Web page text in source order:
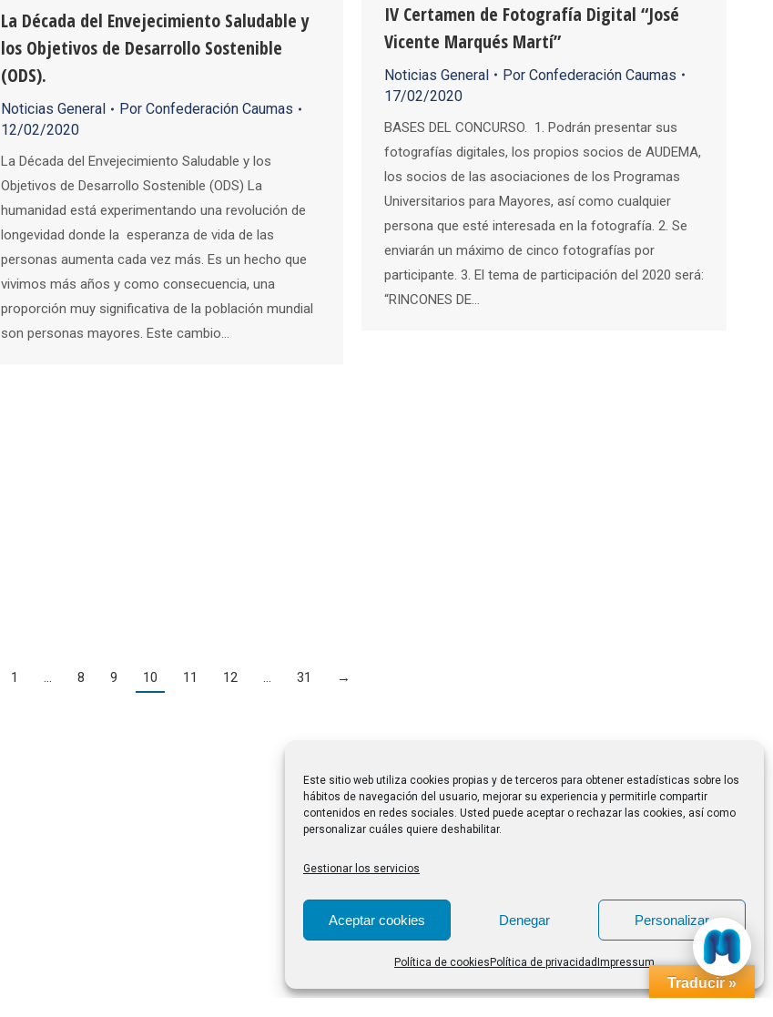
Este sitio web utiliza cookies propias y de terceros para obtener estadísticas sobre los
hábitos de navegación del usuario, mejorar su experiencia y permitirle compartir
contenidos en redes sociales. Usted puede aceptar o rechazar las cookies, así como
personalizar cuáles quiere deshabilitar.
Gestionar los servicios
Aceptar cookies Denegar Personalizar
Política de cookies Política de privacidad Impressum
IV Certamen de Fotografía Digital “José
Vicente Marqués Martí”
Noticias General Por Confederación Caumas
17/02/2020
BASES DEL CONCURSO. 1. Podrán presentar sus
fotografías digitales, los propios socios de AUDEMA,
los socios de las asociaciones de los Programas
Universitarios para Mayores, así como cualquier
persona que esté interesada en la fotografía. 2. Se
enviarán un máximo de cinco fotografías por
participante. 3. El tema de participación del 2020 será:
“RINCONES DE…
La Década del Envejecimiento Saludable y
los Objetivos de Desarrollo Sostenible
(ODS).
Noticias General Por Confederación Caumas
12/02/2020
La Década del Envejecimiento Saludable y los
Objetivos de Desarrollo Sostenible (ODS) La
humanidad está experimentando una revolución de
longevidad donde la esperanza de vida de las
personas aumenta cada vez más. Es un hecho que
vivimos más años y como consecuencia, una
proporción muy significativa de la población mundial
son personas mayores. Este cambio…
1 8 9 10 11 12 31 →
Traducir »